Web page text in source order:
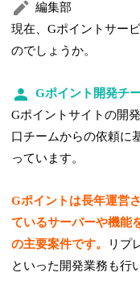
編集部
現在、Gポイントサー
のでしょうか。
Gポイント開発チ
Gポイントサイトの開
口チームからの依頼に
っています。
Gポイントは長年運営
ているサーバーや機能
の主要案件です。
リプ
といった開発業務も行